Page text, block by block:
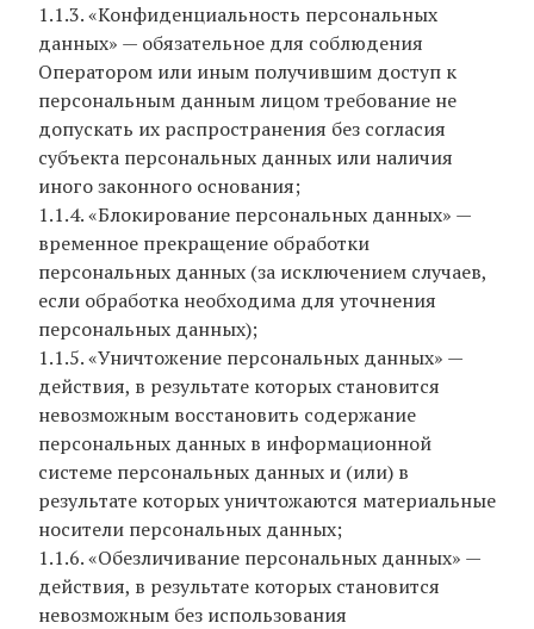
1.1.3. «Конфиденциальность персональных
данных» — обязательное для соблюдения
Оператором или иным получившим доступ к
персональным данным лицом требование не
допускать их распространения без согласия
субъекта персональных данных или наличия
иного законного основания;
1.1.4. «Блокирование персональных данных» —
временное прекращение обработки
персональных данных (за исключением случаев,
если обработка необходима для уточнения
персональных данных);
1.1.5. «Уничтожение персональных данных» —
действия, в результате которых становится
невозможным восстановить содержание
персональных данных в информационной
системе персональных данных и (или) в
результате которых уничтожаются материальные
носители персональных данных;
1.1.6. «Обезличивание персональных данных» —
действия, в результате которых становится
невозможным без использования